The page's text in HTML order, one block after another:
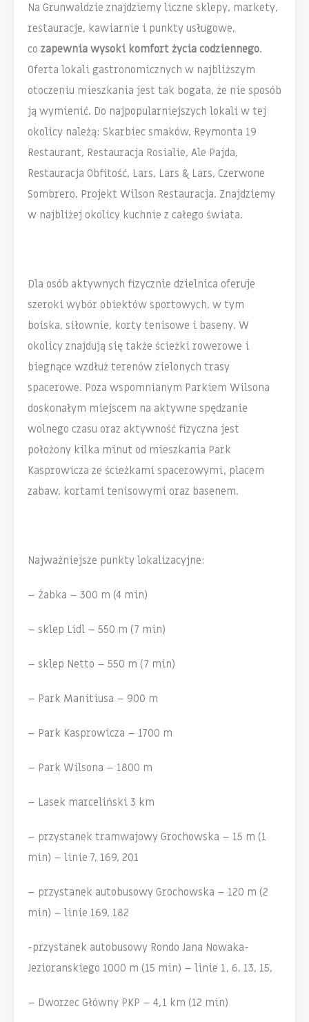
Na Grunwaldzie znajdziemy liczne sklepy, markety,
restauracje, kawiarnie i punkty usługowe,
co zapewnia wysoki komfort życia codziennego.
Oferta lokali gastronomicznych w najbliższym
otoczeniu mieszkania jest tak bogata, że nie sposób
ją wymienić. Do najpopularniejszych lokali w tej
okolicy należą: Skarbiec smaków, Reymonta 19
Restaurant, Restauracja Rosialie, Ale Pajda,
Restauracja Obfitość, Lars, Lars & Lars, Czerwone
Sombrero, Projekt Wilson Restauracja. Znajdziemy
w najbliżej okolicy kuchnie z całego świata.
Dla osób aktywnych fizycznie dzielnica oferuje
szeroki wybór obiektów sportowych, w tym
boiska, siłownie, korty tenisowe i baseny. W
okolicy znajdują się także ścieżki rowerowe i
biegnące wzdłuż terenów zielonych trasy
spacerowe. Poza wspomnianym Parkiem Wilsona
doskonałym miejscem na aktywne spędzanie
wolnego czasu oraz aktywność fizyczna jest
położony kilka minut od mieszkania Park
Kasprowicza ze ścieżkami spacerowymi, placem
zabaw, kortami tenisowymi oraz basenem.
Najważniejsze punkty lokalizacyjne:
– Żabka – 300 m (4 min)
– sklep Lidl – 550 m (7 min)
– sklep Netto – 550 m (7 min)
– Park Manitiusa – 900 m
– Park Kasprowicza – 1700 m
– Park Wilsona – 1800 m
– Lasek marceliński 3 km
– przystanek tramwajowy Grochowska – 15 m (1
min) – linie 7, 169, 201
– przystanek autobusowy Grochowska – 120 m (2
min) – linie 169, 182
-przystanek autobusowy Rondo Jana Nowaka-
Jezioranskiego 1000 m (15 min) – linie 1, 6, 13, 15,
– Dworzec Główny PKP – 4,1 km (12 min)